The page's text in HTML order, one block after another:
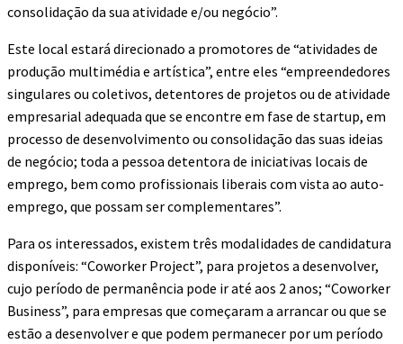
consolidação da sua atividade e/ou negócio”.
Este local estará direcionado a promotores de “atividades de
produção multimédia e artística”, entre eles “empreendedores
singulares ou coletivos, detentores de projetos ou de atividade
empresarial adequada que se encontre em fase de startup, em
processo de desenvolvimento ou consolidação das suas ideias
de negócio; toda a pessoa detentora de iniciativas locais de
emprego, bem como profissionais liberais com vista ao auto-
emprego, que possam ser complementares”.
Para os interessados, existem três modalidades de candidatura
disponíveis: “Coworker Project”, para projetos a desenvolver,
cujo período de permanência pode ir até aos 2 anos; “Coworker
Business”, para empresas que começaram a arrancar ou que se
estão a desenvolver e que podem permanecer por um período